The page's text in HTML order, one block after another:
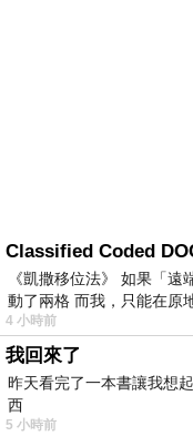
Classified Coded
《凱撒移位法》 如果「
動了兩格 而我，只能在原
4 小時前
我回來了
昨天看完了一本書讓我想
西
5 小時前